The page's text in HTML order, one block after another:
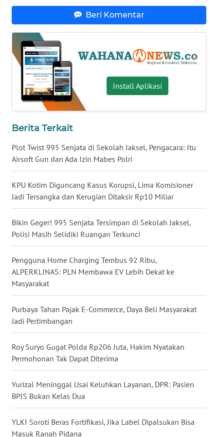
Beri Komentar
Install Aplikasi
Berita Terkait
Plot Twist 995 Senjata di Sekolah Jaksel, Pengacara: Itu
Airsoft Gun dan Ada Izin Mabes Polri
KPU Kotim Diguncang Kasus Korupsi, Lima Komisioner
Jadi Tersangka dan Kerugian Ditaksir Rp10 Miliar
Bikin Geger! 995 Senjata Tersimpan di Sekolah Jaksel,
Polisi Masih Selidiki Ruangan Terkunci
Pengguna Home Charging Tembus 92 Ribu,
ALPERKLINAS: PLN Membawa EV Lebih Dekat ke
Masyarakat
Purbaya Tahan Pajak E-Commerce, Daya Beli Masyarakat
Jadi Pertimbangan
Roy Suryo Gugat Polda Rp206 Juta, Hakim Nyatakan
Permohonan Tak Dapat Diterima
Yurizal Meninggal Usai Keluhkan Layanan, DPR: Pasien
BPJS Bukan Kelas Dua
YLKI Soroti Beras Fortifikasi, Jika Label Dipalsukan Bisa
Masuk Ranah Pidana
BABEL
WN
SUMBAR
WN
SUMSEL
BENGKULU
WN
LAMPUNG
WN
WN
WN
JOGJA
JATIM
BALI
KALBAR
WN
KALTENG